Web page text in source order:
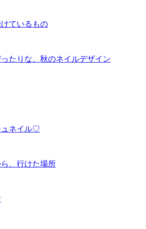
ているもの
たりな、秋のネイルデザイン
ュネイル♡
、行けた場所